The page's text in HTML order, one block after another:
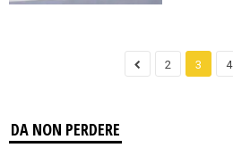
2 3 4
DA NON PERDERE